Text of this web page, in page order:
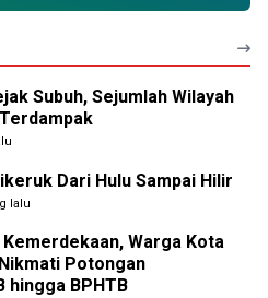
Subuh, Sejumlah Wilayah
Dari Hulu Sampai Hilir
lalu
Warga Kota
Potongan
hingga BPHTB